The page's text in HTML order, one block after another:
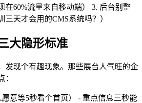
在60%流量来自移动端） 3. 后台别整
三天才会用的CMS系统吗？）
大隐形标准
发现个有趣现象。那些展台人气旺的企
：
意等5秒看个首页） - 重点信息三秒能